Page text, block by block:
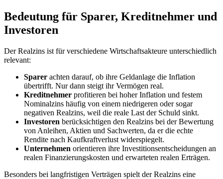
Bedeutung für Sparer, Kreditnehmer und
Investoren
Der Realzins ist für verschiedene Wirtschaftsakteure unterschiedlich
relevant:
Sparer achten darauf, ob ihre Geldanlage die Inflation
übertrifft. Nur dann steigt ihr Vermögen real.
Kreditnehmer profitieren bei hoher Inflation und festem
Nominalzins häufig von einem niedrigeren oder sogar
negativen Realzins, weil die reale Last der Schuld sinkt.
Investoren berücksichtigen den Realzins bei der Bewertung
von Anleihen, Aktien und Sachwerten, da er die echte
Rendite nach Kaufkraftverlust widerspiegelt.
Unternehmen orientieren ihre Investitionsentscheidungen an
realen Finanzierungskosten und erwarteten realen Erträgen.
Besonders bei langfristigen Verträgen spielt der Realzins eine